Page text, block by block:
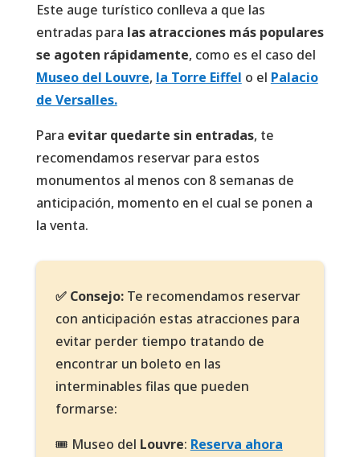
Este auge turístico conlleva a que las
entradas para las atracciones más populares
se agoten rápidamente, como es el caso del
Museo del Louvre, la Torre Eiffel o el Palacio
de Versalles.
Para evitar quedarte sin entradas, te
recomendamos reservar para estos
monumentos al menos con 8 semanas de
anticipación, momento en el cual se ponen a
la venta.
✅ Consejo: Te recomendamos reservar
con anticipación estas atracciones para
evitar perder tiempo tratando de
encontrar un boleto en las
interminables filas que pueden
formarse:
🎟️ Museo del Louvre: Reserva ahora